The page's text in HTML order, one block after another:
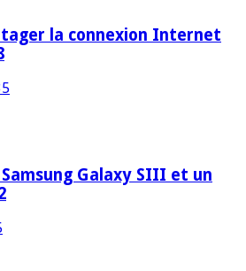
la connexion Internet
Galaxy SIII et un